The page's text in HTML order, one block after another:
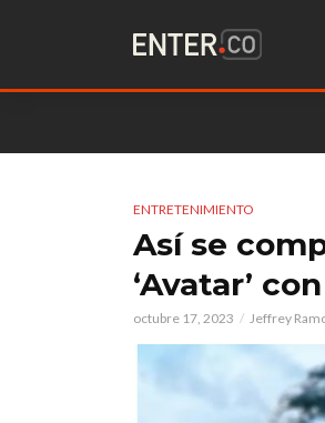
ENTRETENIMIENTO
Así se
‘Avatar’
octubre 17, 2023 Jeffrey